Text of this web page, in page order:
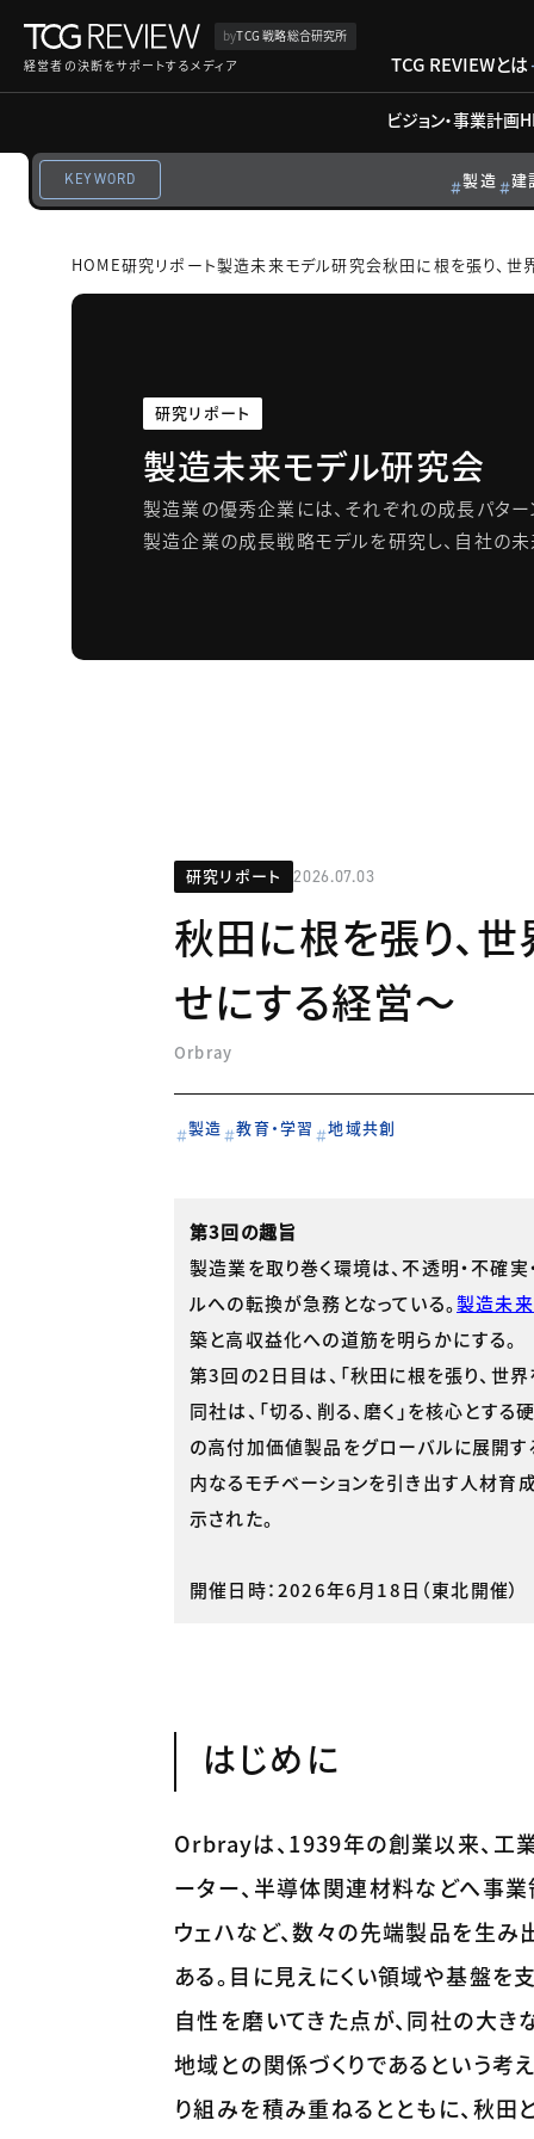
byTCG 戦略総合研究所
経営者の決断をサポートするメディア
TCG REVIEWとは
ビジョン・事業計画
KEYWORD 製造 建
HOME研究リポート製造未来モデル研究会秋田に根を張り、
研究リポート
製造未来モデル研究会
製造業の優秀企業には、それぞれの成長パター
製造企業の成長戦略モデルを研究し、自社の
研究リポート 2026.07.03
秋田に根を張り、
せにする経営～
Orbray
製造 教育・学習 地域共創
第3回の趣旨
製造業を取り巻く環境は、不透明・不確
ルへの転換が急務となっている。製造未
築と高収益化への道筋を明らかにする。
第3回の2日目は、「秋田に根を張り、世
同社は、「切る、削る、磨く」を核心と
の高付加価値製品をグローバルに展開す
内なるモチベーションを引き出す人材育
示された。
開催日時：2026年6月18日（東北開催）
はじめに
Orbrayは、1939年の創業以来、工
ーター、半導体関連材料などへ事
ウェハなど、数々の先端製品を生み
ある。目に見えにくい領域や基盤
自性を磨いてきた点が、同社の大き
地域との関係づくりであるという考
り組みを積み重ねるとともに、秋田